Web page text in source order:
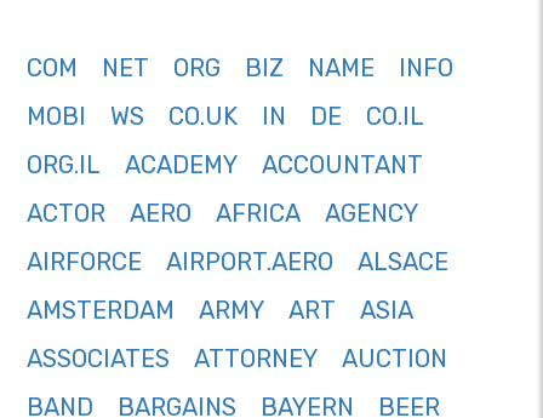
COM NET ORG BIZ NAME
INFO
MOBI
WS CO.UK IN DE
CO.IL
ORG.IL
ACADEMY
ACCOUNTANT
ACTOR
AERO AFRICA
AGENCY
AIRFORCE
AIRPORT.AERO
ALSACE
AMSTERDAM
ARMY ART
ASIA
ASSOCIATES
ATTORNEY
AUCTION
BAND
BARGAINS BAYERN
BEER